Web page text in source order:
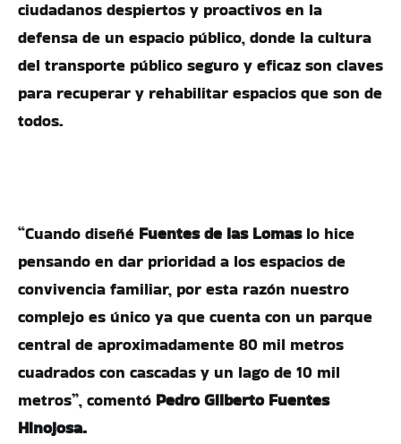
ciudadanos despiertos y proactivos en la
defensa de un espacio público, donde la cultura
del transporte público seguro y eficaz son claves
para recuperar y rehabilitar espacios que son de
todos.
“Cuando diseñé Fuentes de las Lomaslo hice
pensando en dar prioridad a los espacios de
convivencia familiar, por esta razón nuestro
complejo es único ya que cuenta con un parque
central de aproximadamente 80 mil metros
cuadrados con cascadas y un lago de 10 mil
metros”, comentó Pedro Gilberto Fuentes
Hinojosa.